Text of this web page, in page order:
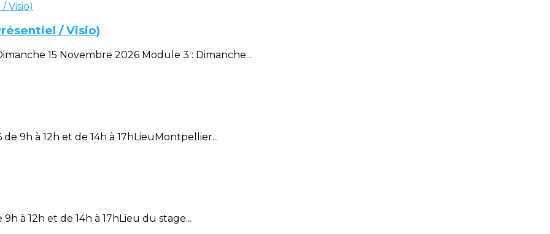
/ Visio)
15 Novembre 2026 Module 3 : Dimanche...
9h à 12h et de 14h à 17hLieuMontpellier...
à 12h et de 14h à 17hLieu du stage...